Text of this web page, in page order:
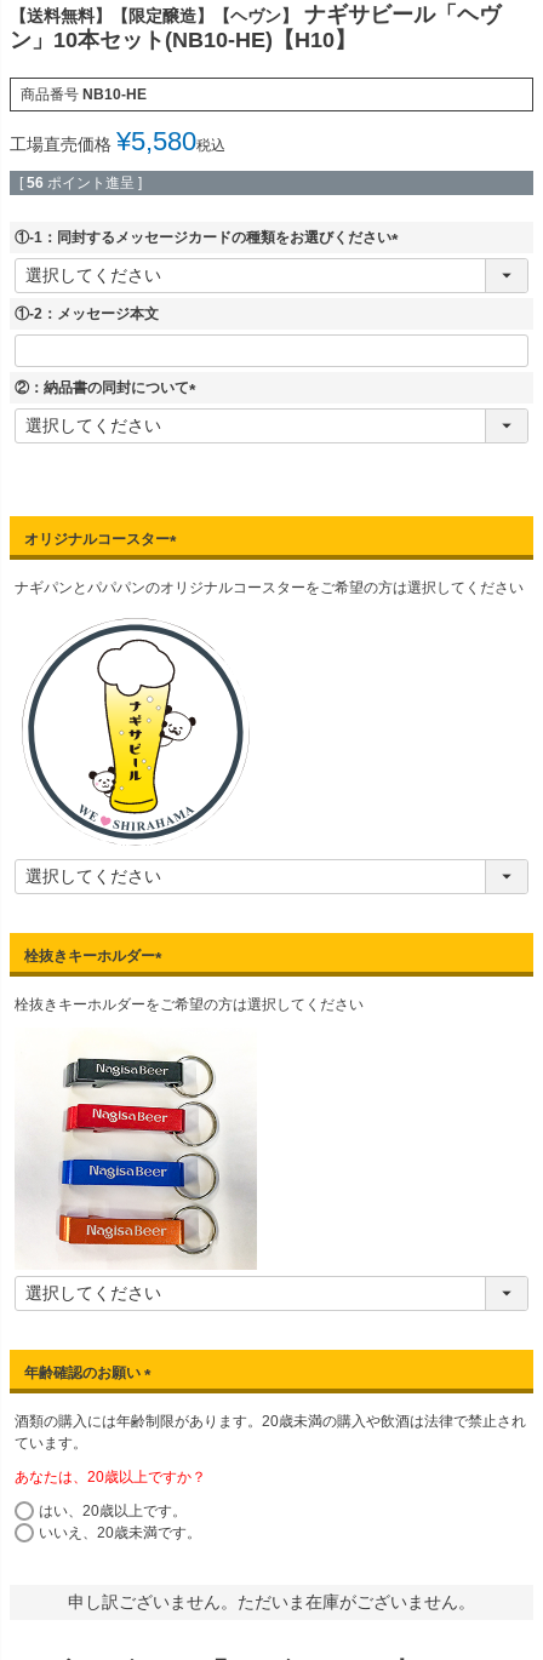
【送料無料】【限定醸造】【ヘヴン】
ナギサビール「ヘヴ
ン」10本セット(NB10-HE)【H10】
商品番号 NB10-HE
工場直売価格 ¥5,580税込
[ 56 ポイント進呈 ]
①-1：同封するメッセージカードの種類をお選びください
(
①-2：メッセージ本文
②：納品書の同封について
(
オリジナルコースター
(
必
)
ナギパンとパパパンのオリジナルコースターをご希望の方は選択してください
栓抜きキーホルダー
(
必
栓抜きキーホルダーをご希望の方は選択してください
年齢確認のお願い
(
必
酒類の購入には年齢制限があります。20歳未満の購入や飲酒は法律で禁止され
ています。
あなたは、20歳以上ですか？
はい、20歳以上です。
いいえ、20歳未満です。
申し訳ございません。ただいま在庫がございません。